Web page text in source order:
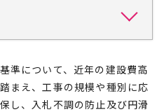
準について、近年の建設費高
まえ、工事の規模や種別に応
し、入札不調の防止及び円滑